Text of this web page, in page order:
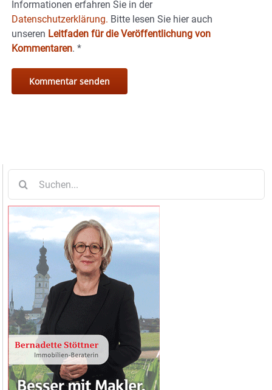
Informationen erfahren Sie in der
Datenschutzerklärung. Bitte lesen Sie hier auch
unseren Leitfaden für die Veröffentlichung von
Kommentaren. *
nach: